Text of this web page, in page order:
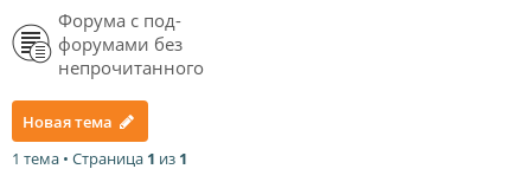
Форума с под-
форумами без
непрочитанного
Новая тема
1 тема • Страница 1 из 1